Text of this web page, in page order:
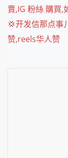
賣,IG 粉絲 購買
💢开发信那点事
赞,reels华人赞